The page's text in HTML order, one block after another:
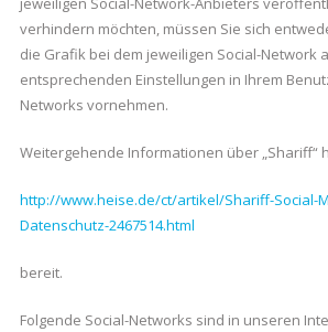
verhindern möchten, müssen Sie sich
die Grafik bei dem jeweiligen Social-Network
entsprechenden Einstellungen in Ihrem
Networks vornehmen.
Weitergehende Informationen über „Shariff“
http://www.heise.de/ct/artikel/Shariff-Social-
Datenschutz-2467514.html
bereit.
Folgende Social-Networks sind in unseren